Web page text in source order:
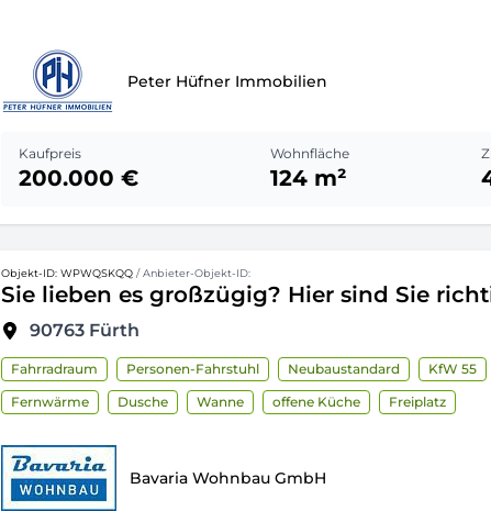
Peter Hüfner Immobilien
Kaufpreis
200.000 €
Wohnfläche
124 m²
Objekt-ID: WPWQSKQQ / Anbieter-Objekt-ID:
Sie lieben es großzügig? Hier sind Sie
90763 Fürth
Fahrradraum Personen-Fahrstuhl Neubaustandard
KfW 55
Fernwärme
Dusche Wanne offene Küche Freiplatz
Bavaria Wohnbau GmbH